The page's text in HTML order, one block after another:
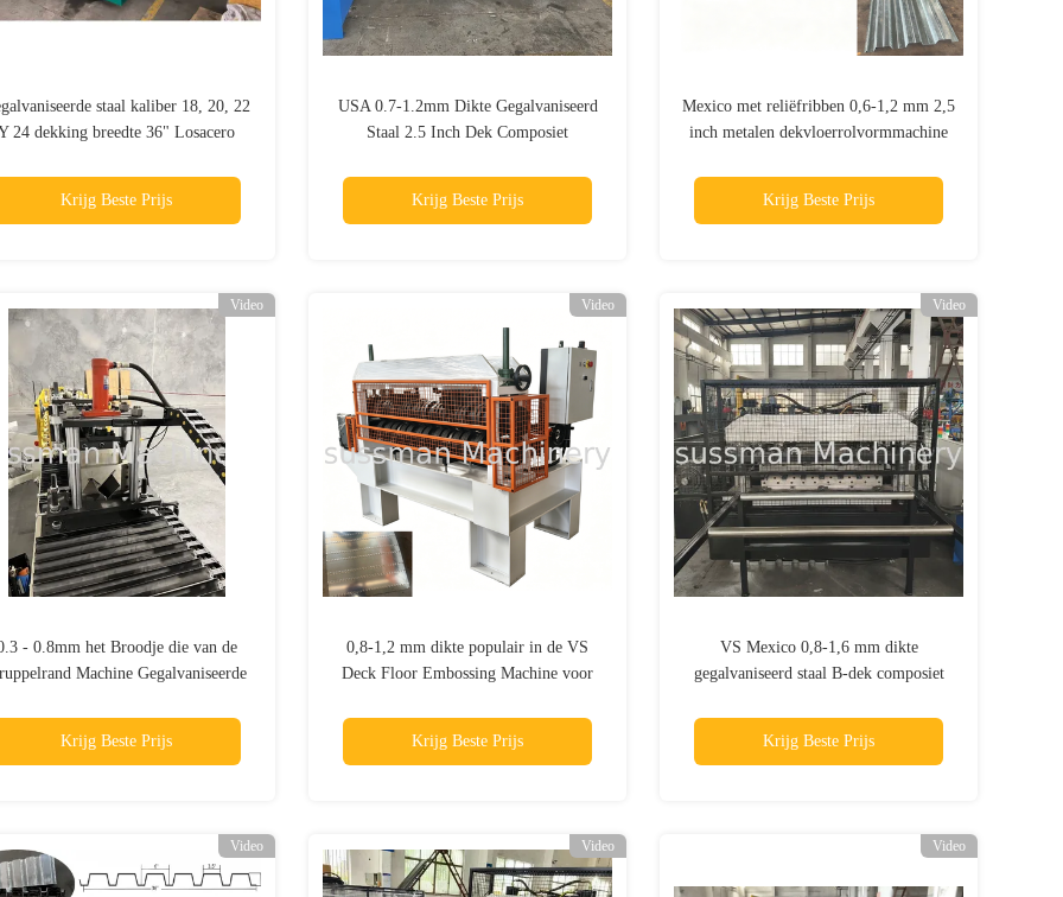
staal kaliber 18, 20, 22
24 dekking breedte 36" Losacero
Krijg Beste Prijs
USA 0.7-1.2mm Dikte Gegalvaniseerd
Staal 2.5 Inch Dek Composiet
Krijg Beste Prijs
Mexico met reliëfribben 0,6-1,2 mm 2,5
inch metalen dekvloerrolvormmachine
Krijg Beste Prijs
Video
- 0.8mm het Broodje die van de
Machine Gegalvaniseerde
Krijg Beste Prijs
Video
0,8-1,2 mm dikte populair in de VS
Deck Floor Embossing Machine voor
Krijg Beste Prijs
Video
VS Mexico 0,8-1,6 mm dikte
gegalvaniseerd staal B-dek composiet
Krijg Beste Prijs
Video Video Video